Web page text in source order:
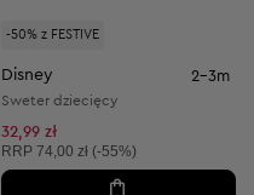
-50% z FESTIVE
Disney 2-3m
Sweter dziecięcy
32,99 zł
Cena sugerowana:
RRP 74,00 zł (-55%)